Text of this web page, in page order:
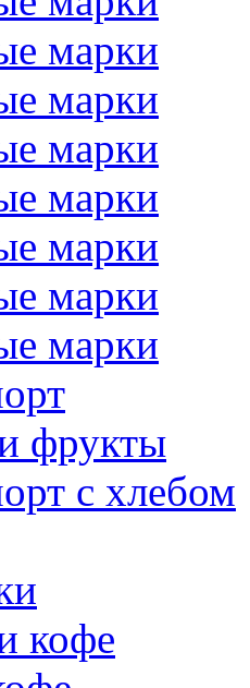
марки
марки
марки
марки
марки
марки
марки
фрукты
с хлебом
кофе